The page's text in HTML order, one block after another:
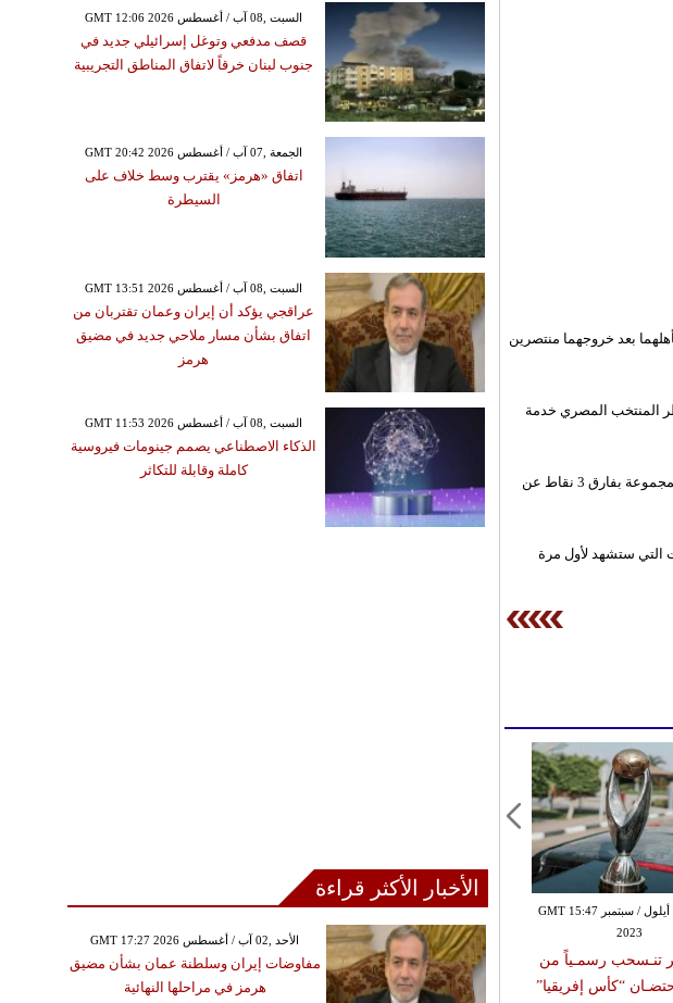
بعد خروجهما منتصرين
منتخب سوازيلاند 2-0، انتظر المنتخب المصري خدمة
فكان له ما أراد، إذ تغلب منتخب تونس على النيجر 2-1 وخرج بالعلامة الكاملة حتى الآن، 12 نقطة من 4 مباريات، في صدارة المجموعة بفارق 3 نقاط عن
التي ستشهد لأول مرة
الأربعاء ,04 تشرين الأول / أكتوبر GMT
23:21 2023
السعودية تتطلع لمونديال 2034
وتسعى لتنضم إلى قائمة أفضل
الثلاثاء ,26 أيلول / سبتمبر GMT 15:47
2023
تنـسحب رسمـياً من
“كأس إفريقيا”
GMT 12:06 2026 السبت ,08 آب / أغسطس
قصف مدفعي وتوغل إسرائيلي جديد في
جنوب لبنان خرقاً لاتفاق المناطق التجريبية
GMT 20:42 2026 الجمعة ,07 آب / أغسطس
اتفاق «هرمز» يقترب وسط خلاف على
السيطرة
GMT 13:51 2026 السبت ,08 آب / أغسطس
عراقجي يؤكد أن إيران وعمان تقتربان من
اتفاق بشأن مسار ملاحي جديد في مضيق
هرمز
GMT 11:53 2026 السبت ,08 آب / أغسطس
الذكاء الاصطناعي يصمم جينومات فيروسية
كاملة وقابلة للتكاثر
الأخبار الأكثر قراءة
GMT 17:27 2026 الأحد ,02 آب / أغسطس
مفاوضات إيران وسلطنة عمان بشأن مضيق
هرمز في مراحلها النهائية